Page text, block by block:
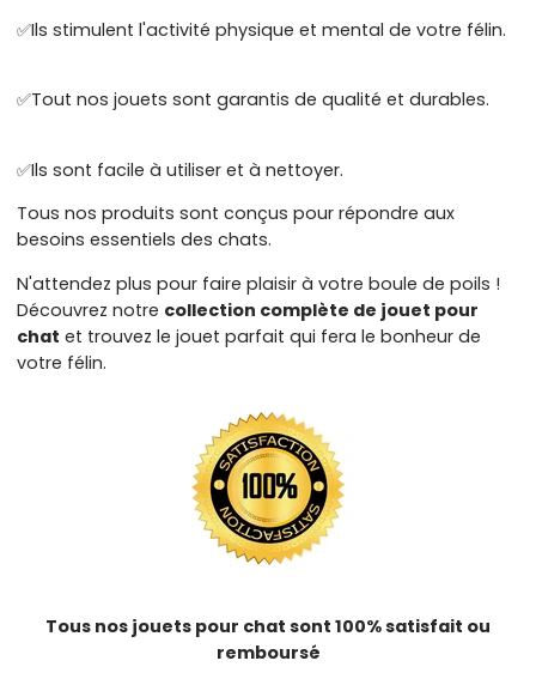
✅Ils stimulent l'activité physique et mental de votre félin.
✅Tout nos jouets sont garantis de qualité et durables.
✅Ils sont facile à utiliser et à nettoyer.
Tous nos produits sont conçus pour répondre aux
besoins essentiels des chats.
N'attendez plus pour faire plaisir à votre boule de poils !
Découvrez notre collection complète de jouet pour
chat et trouvez le jouet parfait qui fera le bonheur de
votre félin.
Tous nos jouets pour chat sont 100% satisfait ou
remboursé